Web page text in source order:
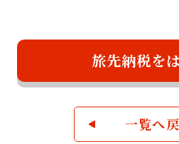
旅先納税を
一覧へ